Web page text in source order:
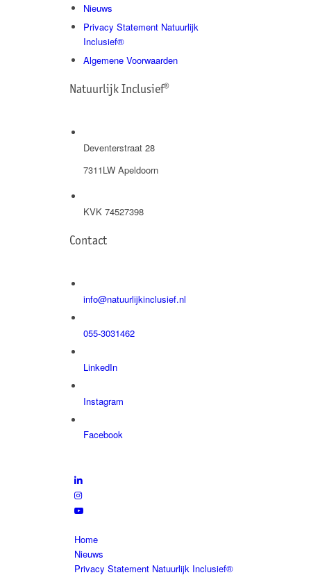
Nieuws
Privacy Statement Natuurlijk
Inclusief®
Algemene Voorwaarden
Natuurlijk Inclusief®
Deventerstraat 28
7311LW Apeldoorn
KVK 74527398
Contact
info@natuurlijkinclusief.nl
055-3031462
LinkedIn
Instagram
Facebook
Home
Nieuws
Privacy Statement Natuurlijk Inclusief®